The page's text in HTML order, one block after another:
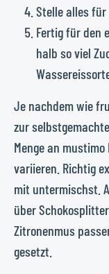
Stelle alles für
Fertig für den
halb so viel
Je nachdem wie
zur
Menge an
variieren. Richtig
mit untermischst.
über
Zitronenmus
gesetzt.